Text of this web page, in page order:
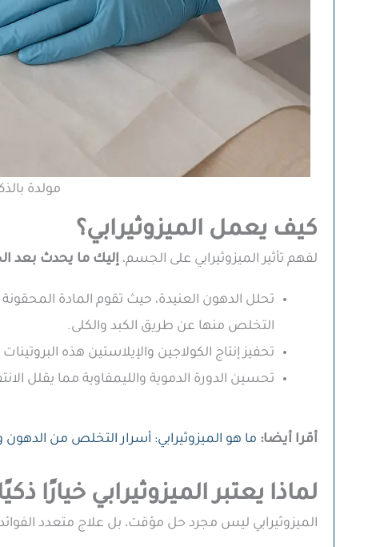
مولدة
كيف يعمل الميزوثيرابي؟
لفهم تأثير الميزوثيرابي على الجسم، إليك ما يحدث بعد
تحلل الدهون العنيدة، حيث تقوم المادة
التخلص منها عن طريق الكبد والكلى.
تحفيز إنتاج الكولاجين والإيلاستين هذه
تحسين الدورة الدموية والليمفاوية مما يقلل
أقرا أيضا: ما هو الميزوثيرابي: أسرار التخلص من الدهون
لماذا يعتبر الميزوثيرابي خيارًا
الميزوثيرابي ليس مجرد حل مؤقت، بل علاج متعدد